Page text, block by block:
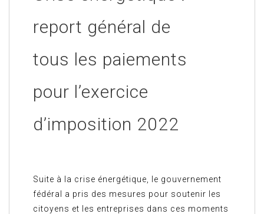
report général de
tous les paiements
pour l’exercice
d’imposition 2022
Suite à la crise énergétique, le gouvernement
fédéral a pris des mesures pour soutenir les
citoyens et les entreprises dans ces moments